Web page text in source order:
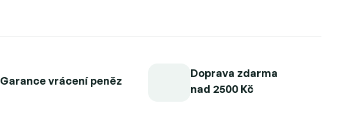
Garance vrácení peněz
Doprava zdarma
nad 2500 Kč